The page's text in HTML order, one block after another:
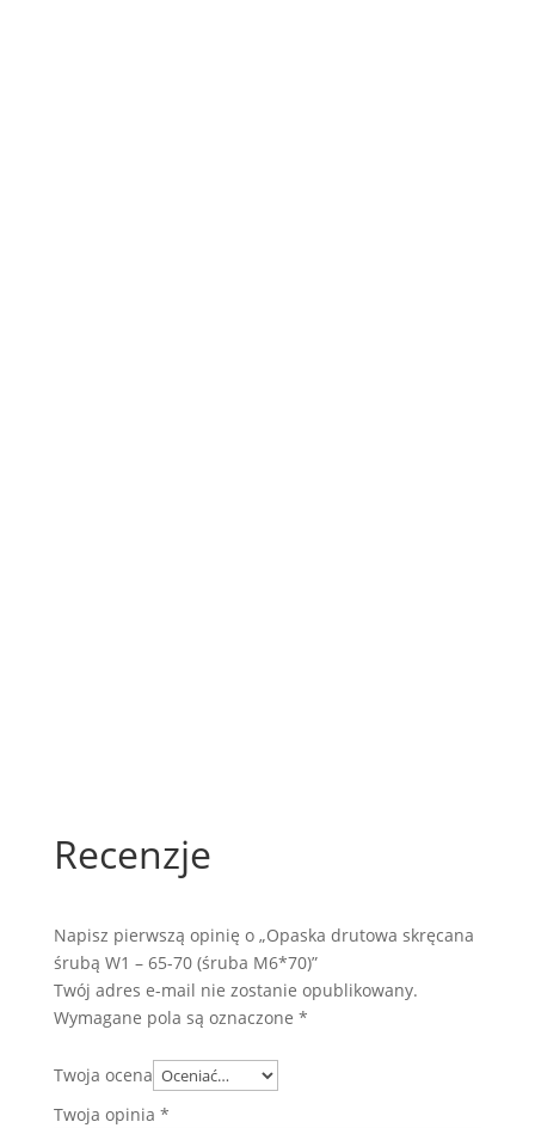
Recenzje
Napisz pierwszą opinię o „Opaska drutowa skręcana
śrubą W1 – 65-70 (śruba M6*70)”
Twój adres e-mail nie zostanie opublikowany.
Wymagane pola są oznaczone *
Twoja ocena
Twoja opinia *